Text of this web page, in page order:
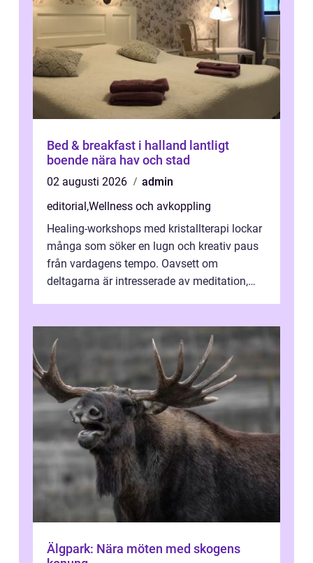
Bed & breakfast i halland lantligt
boende nära hav och stad
02 augusti 2026
admin
editorial,Wellness och avkoppling
Healing-workshops med kristallterapi lockar
många som söker en lugn och kreativ paus
från vardagens tempo. Oavsett om
deltagarna är intresserade av meditation,
Älgpark: Nära möten med skogens